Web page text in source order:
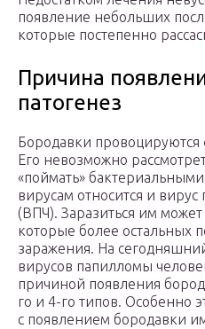
появление небольших
которые постепенно
Причина
патогенез
Бородавки
Его невозможно
«поймать»
вирусам относится и
(ВПЧ). Заразиться им
которые более остальных
заражения. На
вирусов папилломы
причиной появления
го и 4-го типов. Особенно
с появлением бородавки